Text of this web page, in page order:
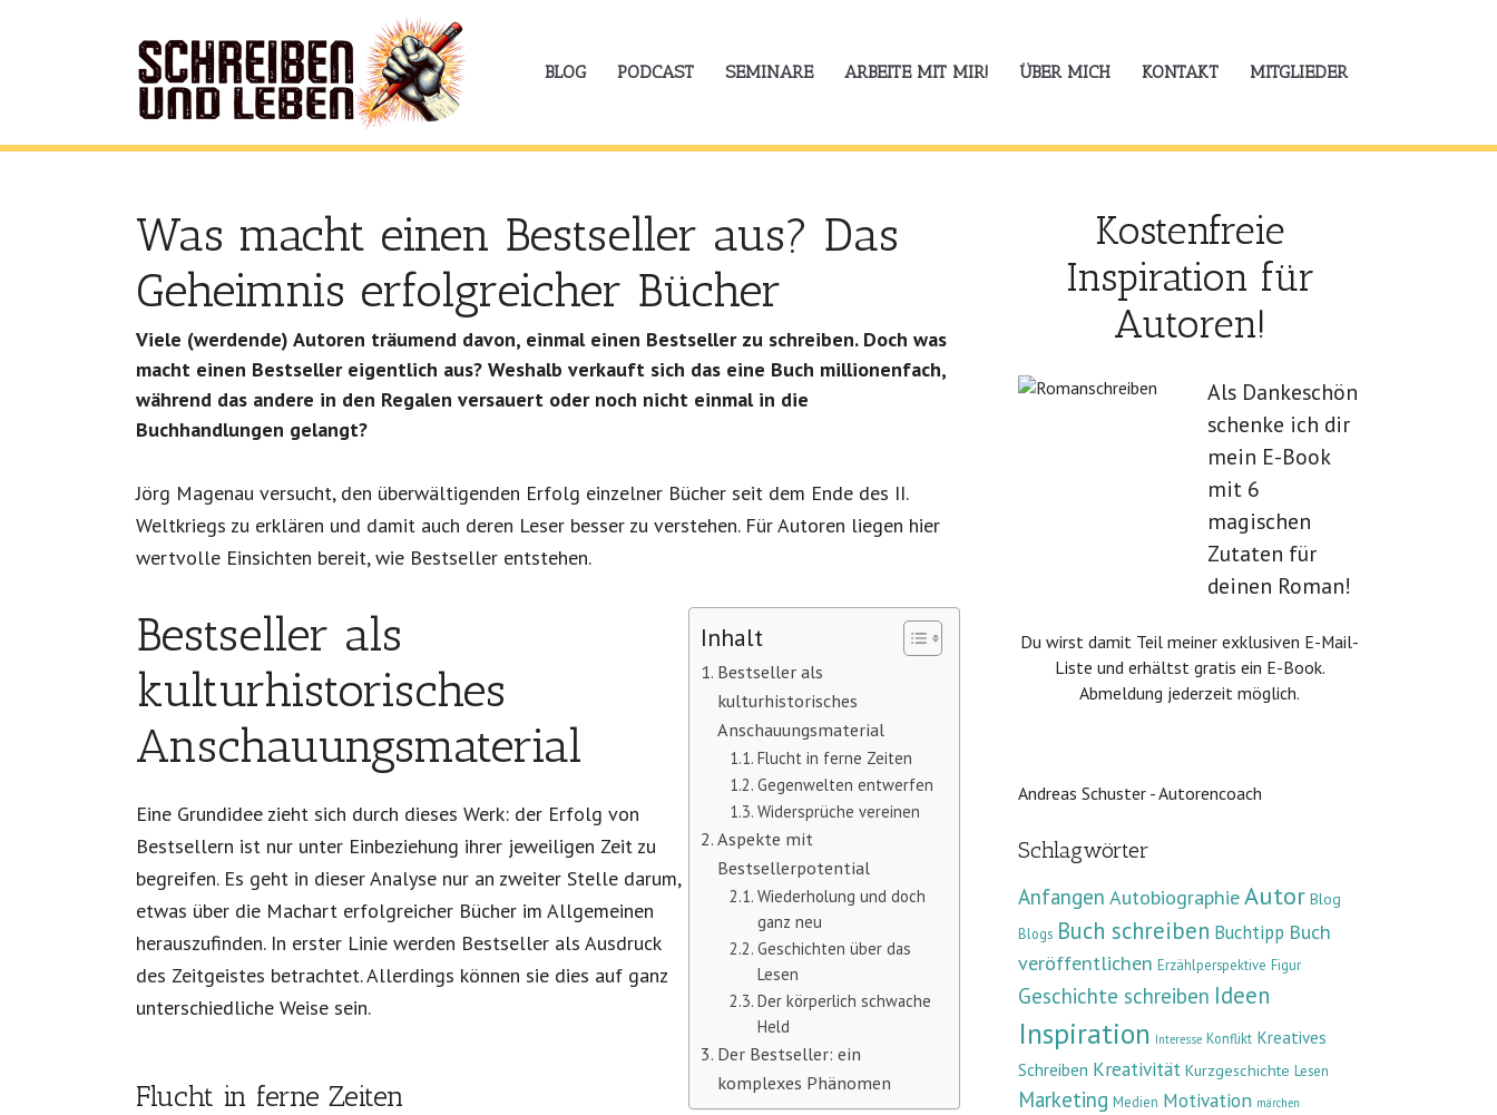
BLOG PODCAST SEMINARE ARBEITE MIT MIR! ÜBER MICH KONTAKT MITGLIEDER
Was macht einen Bestseller aus? Das
Geheimnis erfolgreicher Bücher
Viele (werdende) Autoren träumend davon, einmal einen Bestseller zu schreiben. Doch was
macht einen Bestseller eigentlich aus? Weshalb verkauft sich das eine Buch millionenfach,
während das andere in den Regalen versauert oder noch nicht einmal in die
Buchhandlungen gelangt?
Jörg Magenau versucht, den überwältigenden Erfolg einzelner Bücher seit dem Ende des II.
Weltkriegs zu erklären und damit auch deren Leser besser zu verstehen. Für Autoren liegen hier
wertvolle Einsichten bereit, wie Bestseller entstehen.
Inhalt
Bestseller als
kulturhistorisches
Anschauungsmaterial
Flucht in ferne Zeiten
Gegenwelten entwerfen
Widersprüche vereinen
Aspekte mit
Bestsellerpotential
Wiederholung und doch
ganz neu
Geschichten über das
Lesen
Der körperlich schwache
Held
Der Bestseller: ein
komplexes Phänomen
Bestseller als
kulturhistorisches
Anschauungsmaterial
Eine Grundidee zieht sich durch dieses Werk: der Erfolg von
Bestsellern ist nur unter Einbeziehung ihrer jeweiligen Zeit zu
begreifen. Es geht in dieser Analyse nur an zweiter Stelle darum,
etwas über die Machart erfolgreicher Bücher im Allgemeinen
herauszufinden. In erster Linie werden Bestseller als Ausdruck
des Zeitgeistes betrachtet. Allerdings können sie dies auf ganz
unterschiedliche Weise sein.
Flucht in ferne Zeiten
Kostenfreie
Inspiration für
Autoren!
Als Dankeschön
schenke ich dir
mein E-Book
mit 6
magischen
Zutaten für
deinen Roman!
Du wirst damit Teil meiner exklusiven E-Mail-
Liste und erhältst gratis ein E-Book.
Abmeldung jederzeit möglich.
Andreas Schuster - Autorencoach
Schlagwörter
Anfangen AutobiographieAutor Blog
Blogs Buch schreiben Buchtipp Buch
veröffentlichen Erzählperspektive Figur
Geschichte schreiben Ideen
Inspiration Interesse Konflikt Kreatives
Schreiben Kreativität Kurzgeschichte Lesen
Marketing Medien Motivation märchen